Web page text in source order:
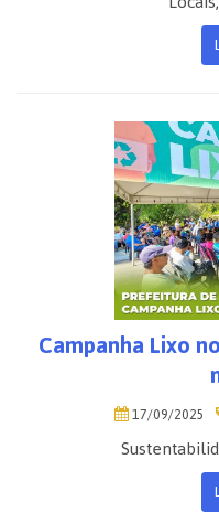
Campanha Lixo
17/09/2025